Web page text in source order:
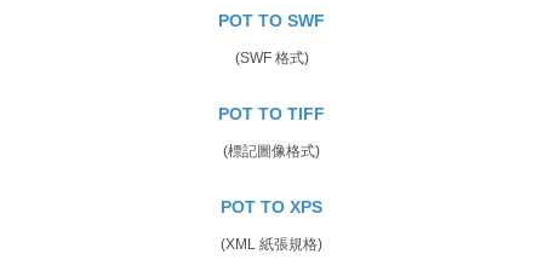
POT TO SWF
(SWF 格式)
POT TO TIFF
(標記圖像格式)
POT TO XPS
(XML 紙張規格)